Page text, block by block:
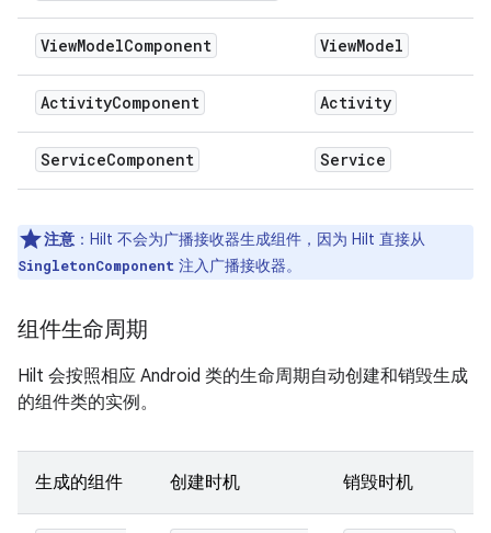
ViewModelComponent ViewModel
ActivityComponent Activity
ServiceComponent Service
注意 ： Hilt 不会为广播接收器生成组件，因为 Hilt 直接从
SingletonComponent 注入广播接收器。
组件生命周期
Hilt 会按照相应 Android 类的生命周期自动创建和销毁生成
的组件类的实例。
生成的组件 创建时机 销毁时机